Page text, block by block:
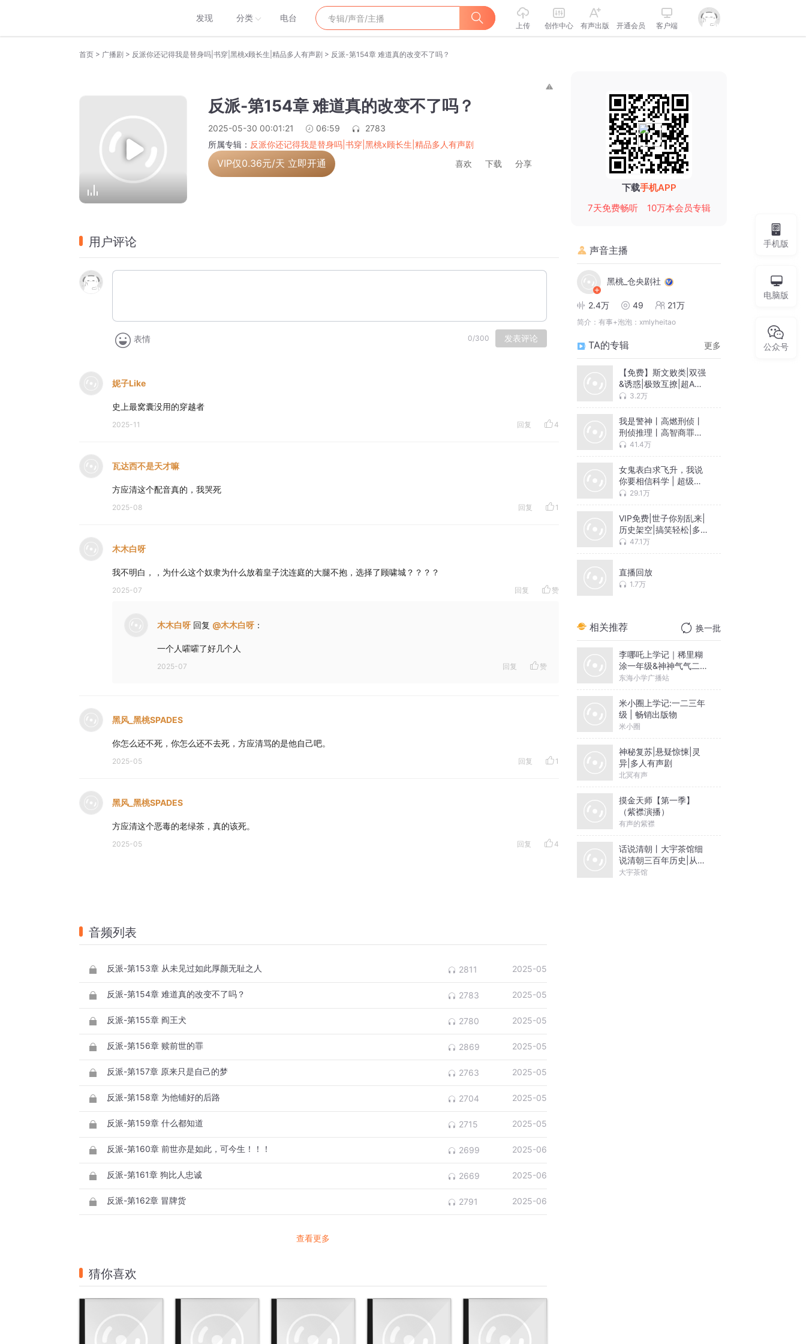
发现 分类 电台
上传 创作中心 有声出版 开通会员 客户端
首页 > 广播剧 > 反派你还记得我是替身吗|书穿|黑桃x顾长生|精品多人有声剧 > 反派-第154章 难道真的改变不了吗？
反派-第154章 难道真的改变不了吗？
2025-05-30 00:01:21 06:59
2783
所属专辑： 反派你还记得我是替身吗|书穿|黑桃x顾长生|精品多人有声剧
VIP仅0.36元/天 立即开通 喜欢 下载 分享
用户评论
表情 0/300 发表评论
妮子Like
史上最窝囊没用的穿越者
2025-11 回复 4
瓦达西不是天才嘛
方应清这个配音真的，我哭死
2025-08 回复 1
木木白呀
我不明白，，为什么这个奴隶为什么放着皇子沈连庭的大腿不抱，选择了顾啸城？？？？
2025-07 回复 赞
木木白呀 回复 @木木白呀 ：
一个人嚯嚯了好几个人
2025-07 回复 赞
黑风_黑桃SPADES
你怎么还不死，你怎么还不去死，方应清骂的是他自己吧。
2025-05 回复 1
黑风_黑桃SPADES
方应清这个恶毒的老绿茶，真的该死。
2025-05 回复 4
音频列表
反派-第153章 从未见过如此厚颜无耻之人 2811 2025-05
反派-第154章 难道真的改变不了吗？ 2783 2025-05
反派-第155章 阎王犬 2780 2025-05
反派-第156章 赎前世的罪 2869 2025-05
反派-第157章 原来只是自己的梦 2763 2025-05
反派-第158章 为他铺好的后路 2704 2025-05
反派-第159章 什么都知道 2715 2025-05
反派-第160章 前世亦是如此，可今生！！！ 2699 2025-06
反派-第161章 狗比人忠诚 2669 2025-06
反派-第162章 冒牌货 2791 2025-06
查看更多
猜你喜欢
下载手机APP
7天免费畅听
10万本会员专辑
声音主播
黑桃_仓央剧社
2.4万 49 21万
简介： 有事+泡泡：xmlyheitao
TA的专辑 更多
【免费】斯文败类|双强
&诱惑|极致互撩|超A精
品多人有声剧
3.2万
我是警神丨高燃刑侦丨
刑侦推理丨高智商罪案
丨都市悬疑丨VIP多人有
41.4万
女鬼表白求飞升，我说
你要相信科学 | 超级惊
悚直播 | 悬疑灵异 | 灵
29.1万
VIP免费|世子你别乱来|
历史架空|搞笑轻松|多人
有声剧
47.1万
直播回放
1.7万
相关推荐 换一批
李哪吒上学记｜稀里糊
涂一年级&神神气气二年
级
东海小学广播站
米小圈上学记:一二三年
级 | 畅销出版物
米小圈
神秘复苏|悬疑惊悚|灵
异|多人有声剧
北冥有声
摸金天师【第一季】
（紫襟演播）
有声的紫襟
话说清朝丨大宇茶馆细
说清朝三百年历史|从努
尔哈赤到末代皇帝溥仪|
大宇茶馆
手机版
电脑版
公众号